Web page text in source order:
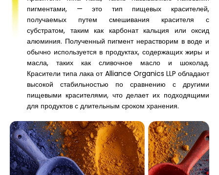
пигментами, — это тип пищевых красителей,
получаемых путем смешивания красителя с
субстратом, таким как карбонат кальция или оксид
алюминия. Полученный пигмент нерастворим в воде и
обычно используется в продуктах, содержащих жиры и
масла, таких как сливочное масло и шоколад.
Красители типа лака от Alliance Organics LLP обладают
высокой стабильностью по сравнению с другими
пищевыми красителями, что делает их подходящими
для продуктов с длительным сроком хранения.